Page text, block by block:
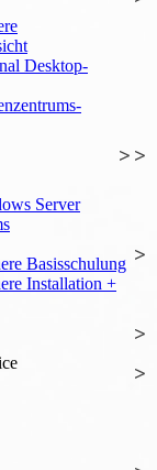
Desktop-
Server
Basisschulung
Installation +